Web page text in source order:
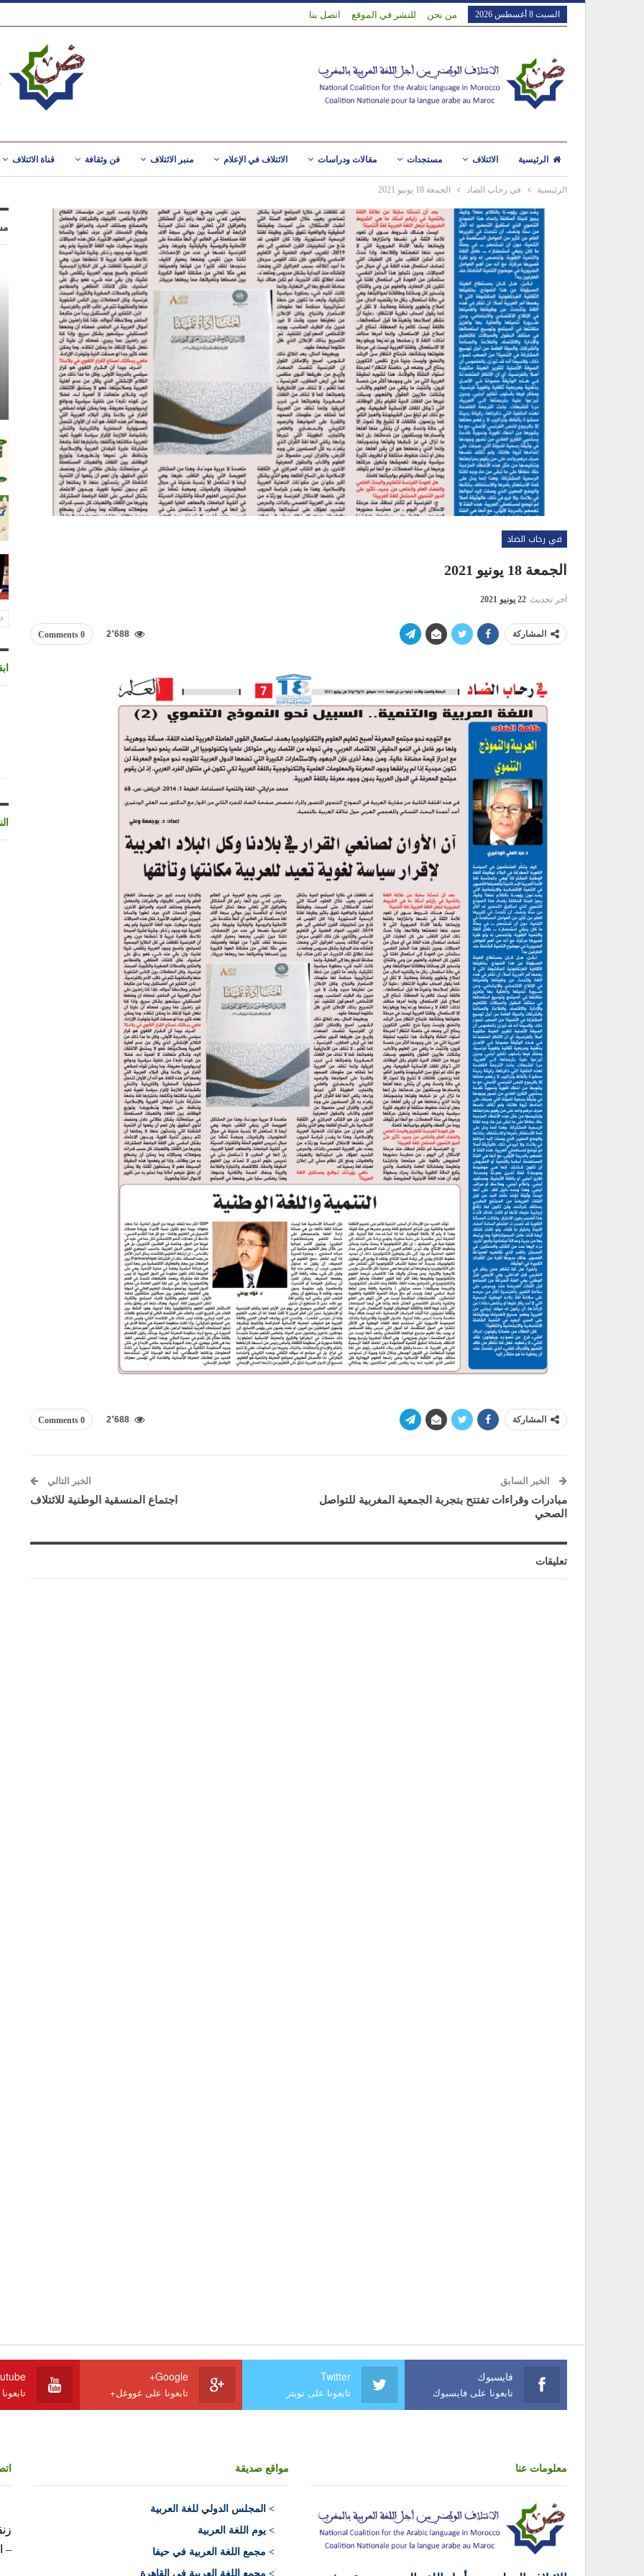
السبت 8 أغسطس 2026 من نحن للنشر في الموقع اتصل بنا
الرئيسية الائتلاف مستجدات مقالات ودراسات الائتلاف في الإعلام منبر الائتلاف فن وثقافة قناة الائتلاف
الرئيسية في رحاب الضاد الجمعة 18 يونيو 2021
في رحاب الضاد
الجمعة 18 يونيو 2021
آخر تحديث 22 يونيو 2021
المشاركة 0 Comments 2٬688
المشاركة 0 Comments 2٬688
الخبر السابق
مبادرات وقراءات تفتتح بتجربة الجمعية المغربية للتواصل
الصحي
الخبر التالي
اجتماع المنسقية الوطنية للائتلاف
تعليقات
فايسبوك
تابعونا على فايسبوك
Twitter
تابعونا على تويتر
Google+
تابعونا على غووغل+
معلومات عنا مواقع صديقة
> المجلس الدولي للغة العربية
> يوم اللغة العربية
> مجمع اللغة العربية في حيفا
> مجمع اللغة العربية في القاهرة
–